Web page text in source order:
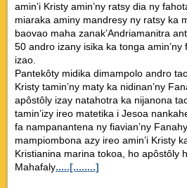
amin’i Kristy amin’ny ratsy dia ny
miaraka aminy mandresy ny ratsy ka
baovao maha zanak’Andriamanitra
50 andro izany isika ka tonga
izao.
Pantekôty midika dimampolo andro
Kristy tamin’ny maty ka nidinan’ny
apôstôly izay natahotra ka nijanona
tamin’izy ireo matetika i Jesoa
fa nampanantena ny fiavian’ny
mampiombona azy ireo amin’i Kristy
Kristianina marina tokoa, ho apôstôly
Mahafaly.....[........]